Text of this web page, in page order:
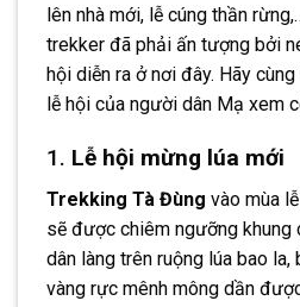
lên nhà mới, lễ cúng thần
trekker đã phải ấn tượng bởi
hội diễn ra ở nơi đây. Hãy
lễ hội của người dân Mạ xem
1. Lễ hội mừng lúa mới
Trekking Tà Đùng vào mùa
sẽ được chiêm ngưỡng khung
dân làng trên ruộng lúa bao
vàng rực mênh mông dần